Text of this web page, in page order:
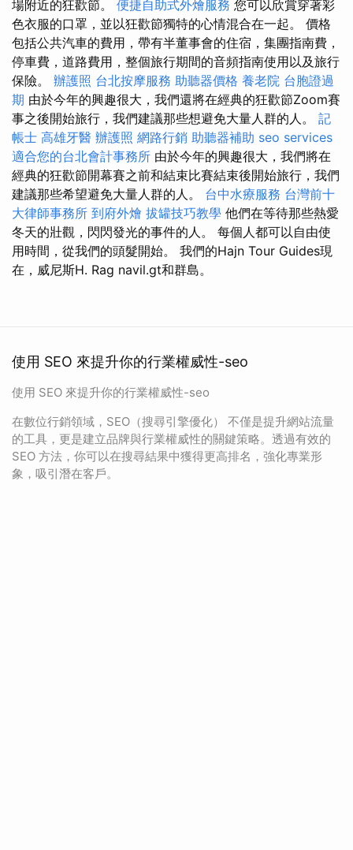
場附近的狂歡節。 便捷自助式外燴服務 您可以欣賞穿著彩
色衣服的口罩，並以狂歡節獨特的心情混合在一起。 價格
包括公共汽車的費用，帶有半董事會的住宿，集團指南費，
停車費，道路費用，整個旅行期間的音頻指南使用以及旅行
保險。 辦護照 台北按摩服務 助聽器價格 養老院 台胞證過
期 由於今年的興趣很大，我們還將在經典的狂歡節Zoom賽
事之後開始旅行，我們建議那些想避免大量人群的人。 記
帳士 高雄牙醫 辦護照 網路行銷 助聽器補助 seo services
適合您的台北會計事務所 由於今年的興趣很大，我們將在
經典的狂歡節開幕賽之前和結束比賽結束後開始旅行，我們
建議那些希望避免大量人群的人。 台中水療服務 台灣前十
大律師事務所 到府外燴 拔罐技巧教學 他們在等待那些熱愛
冬天的壯觀，閃閃發光的事件的人。 每個人都可以自由使
用時間，從我們的頭髮開始。 我們的Hajn Tour Guides現
在，威尼斯H. Rag navil.gt和群島。
使用 SEO 來提升你的行業權威性-seo
使用 SEO 來提升你的行業權威性-seo
在數位行銷領域，SEO（搜尋引擎優化） 不僅是提升網站流量
的工具，更是建立品牌與行業權威性的關鍵策略。透過有效的
SEO 方法，你可以在搜尋結果中獲得更高排名，強化專業形
象，吸引潛在客戶。